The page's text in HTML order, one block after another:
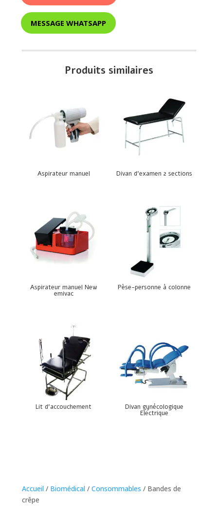
MESSAGE WHATSAPP
Produits similaires
Aspirateur manuel Divan d’examen 2 sections
Aspirateur manuel New
emivac
Pèse-personne à colonne
Lit d’accouchement Divan gynécologique
Electrique
Accueil / Biomédical / Consommables / Bandes de
crêpe